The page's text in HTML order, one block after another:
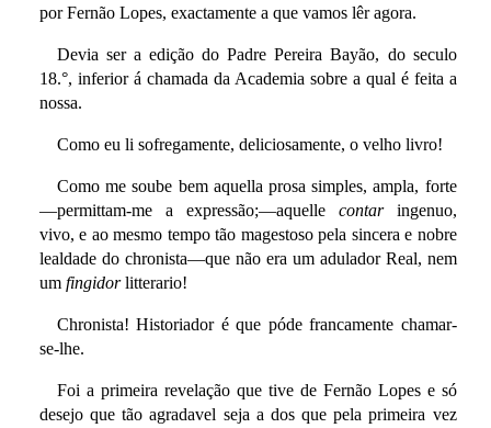
por Fernão Lopes, exactamente a que vamos lêr agora.
Devia ser a edição do Padre Pereira Bayão, do seculo
18.°, inferior á chamada da Academia sobre a qual é feita a
nossa.
Como eu li sofregamente, deliciosamente, o velho livro!
Como me soube bem aquella prosa simples, ampla, forte
—permittam-me a expressão;—aquelle contaringenuo,
vivo, e ao mesmo tempo tão magestoso pela sincera e nobre
lealdade do chronista—que não era um adulador Real, nem
um fingidorlitterario!
Chronista! Historiador é que póde francamente chamar-
se-lhe.
Foi a primeira revelação que tive de Fernão Lopes e só
desejo que tão agradavel seja a dos que pela primeira vez